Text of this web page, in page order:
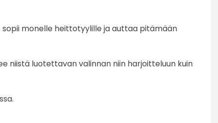
sopii monelle heittotyylille ja auttaa pitämään
niistä luotettavan valinnan niin harjoitteluun kuin